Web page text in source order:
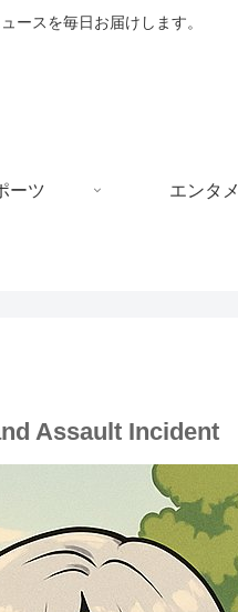
ースを毎日お届けします。
ーツ エンタメ
Assault Incident